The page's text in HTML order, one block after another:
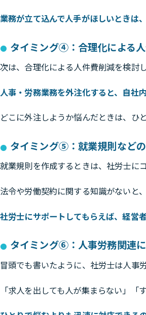
業務が立て込んで人手がほしいときは
タイミング④：合理化による
次は、合理化による人件費削減を検討
人事・労務業務を外注化すると、自社
どこに外注しようか悩んだときは、ひ
タイミング⑤：就業規則など
就業規則を作成するときは、社労士に
法令や労働契約に関する知識がないと
社労士にサポートしてもらえば、経営
タイミング⑥：人事労務関連
冒頭でも書いたように、社労士は人事
「求人を出しても人が集まらない」